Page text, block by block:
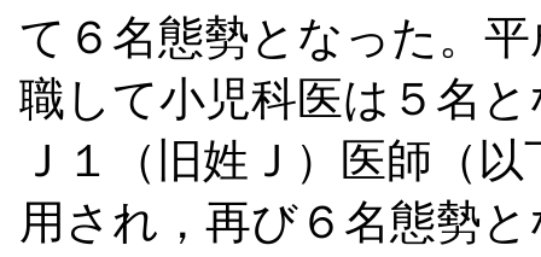
て６名態勢となった。
職して小児科医は５名
Ｊ１（旧姓Ｊ）医師（
用され，再び６名態勢